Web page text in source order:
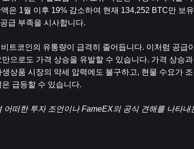
은 1월 이후 19% 감소하여 현재 134,252 BTC만 보
급 부족을 시사합니다.
트코인의 유통량이 급격히 줄어듭니다. 이처럼 공급
으로도 가격 상승을 유발할 수 있습니다. 가격 상승
상품 시장의 약세 압력에도 불구하고, 현물 수요가
급등할 수 있습니다.
떠한 투자 조언이나 FameEX의 공식 견해를 나타내